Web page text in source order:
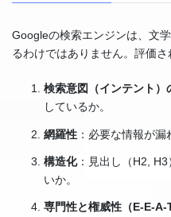
Googleの検索エンジンは、文
るわけではありません。評価さ
検索意図（インテント）
しているか。
網羅性 ：必要な情報が漏
構造化：見出し（H2,
いか。
専門性と権威性（E-E-A-T